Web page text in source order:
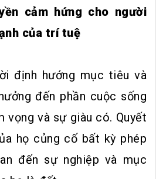
cảm hứng cho người
của trí tuệ
định hướng mục tiêu và
đến phần cuộc sống
vọng và sự giàu có. Quyết
họ củng cố bất kỳ phép
đến sự nghiệp và mục